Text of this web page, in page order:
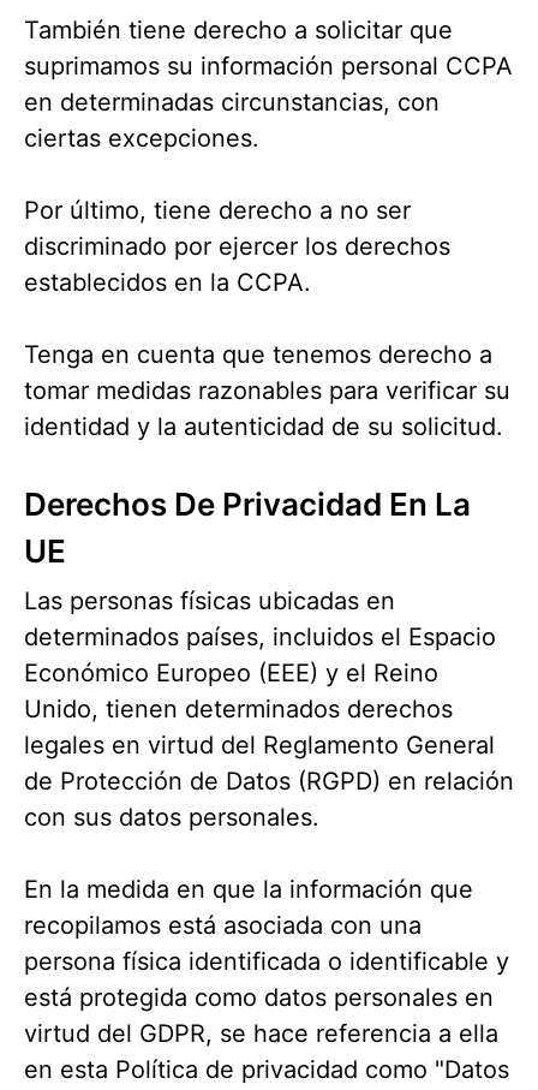
También tiene derecho a solicitar que
suprimamos su información personal CCPA
en determinadas circunstancias, con
ciertas excepciones.
Por último, tiene derecho a no ser
discriminado por ejercer los derechos
establecidos en la CCPA.
Tenga en cuenta que tenemos derecho a
tomar medidas razonables para verificar su
identidad y la autenticidad de su solicitud.
Derechos De Privacidad En La
UE
Las personas físicas ubicadas en
determinados países, incluidos el Espacio
Económico Europeo (EEE) y el Reino
Unido, tienen determinados derechos
legales en virtud del Reglamento General
de Protección de Datos (RGPD) en relación
con sus datos personales.
En la medida en que la información que
recopilamos está asociada con una
persona física identificada o identificable y
está protegida como datos personales en
virtud del GDPR, se hace referencia a ella
en esta Política de privacidad como "Datos